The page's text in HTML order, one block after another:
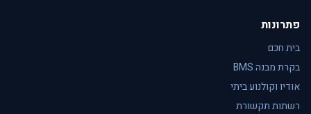
פתרונות
בית חכם
בקרת מבנה BMS
אודיו וקולנוע ביתי
רשתות תקשורת